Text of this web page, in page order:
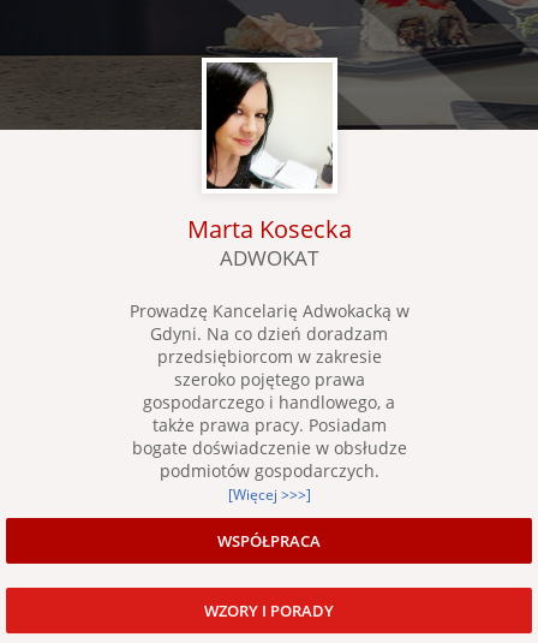
Marta Kosecka
ADWOKAT
Prowadzę Kancelarię Adwokacką w
Gdyni. Na co dzień doradzam
przedsiębiorcom w zakresie
szeroko pojętego prawa
gospodarczego i handlowego, a
także prawa pracy. Posiadam
bogate doświadczenie w obsłudze
podmiotów gospodarczych.
[Więcej >>>]
WSPÓŁPRACA
WZORY I PORADY